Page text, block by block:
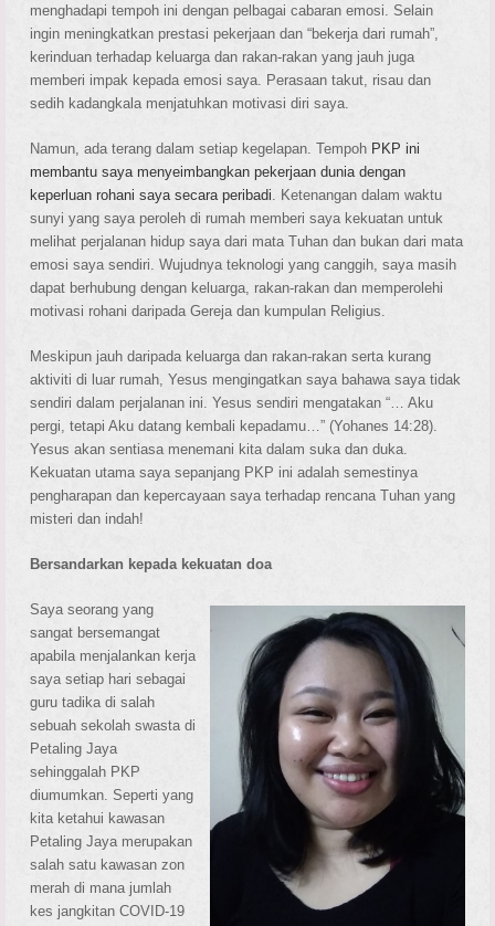
menghadapi tempoh ini dengan pelbagai cabaran emosi. Selain
ingin meningkatkan prestasi pekerjaan dan “bekerja dari rumah”,
kerinduan terhadap keluarga dan rakan-rakan yang jauh juga
memberi impak kepada emosi saya. Perasaan takut, risau dan
sedih kadangkala menjatuhkan motivasi diri saya.
Namun, ada terang dalam setiap kegelapan. Tempoh PKP ini
membantu saya menyeimbangkan pekerjaan dunia dengan
keperluan rohani saya secara peribadi. Ketenangan dalam waktu
sunyi yang saya peroleh di rumah memberi saya kekuatan untuk
melihat perjalanan hidup saya dari mata Tuhan dan bukan dari mata
emosi saya sendiri. Wujudnya teknologi yang canggih, saya masih
dapat berhubung dengan keluarga, rakan-rakan dan memperolehi
motivasi rohani daripada Gereja dan kumpulan Religius.
Meskipun jauh daripada keluarga dan rakan-rakan serta kurang
aktiviti di luar rumah, Yesus mengingatkan saya bahawa saya tidak
sendiri dalam perjalanan ini. Yesus sendiri mengatakan “… Aku
pergi, tetapi Aku datang kembali kepadamu…” (Yohanes 14:28).
Yesus akan sentiasa menemani kita dalam suka dan duka.
Kekuatan utama saya sepanjang PKP ini adalah semestinya
pengharapan dan kepercayaan saya terhadap rencana Tuhan yang
misteri dan indah!
Bersandarkan kepada kekuatan doa
Saya seorang yang
sangat bersemangat
apabila menjalankan kerja
saya setiap hari sebagai
guru tadika di salah
sebuah sekolah swasta di
Petaling Jaya
sehinggalah PKP
diumumkan. Seperti yang
kita ketahui kawasan
Petaling Jaya merupakan
salah satu kawasan zon
merah di mana jumlah
kes jangkitan COVID-19